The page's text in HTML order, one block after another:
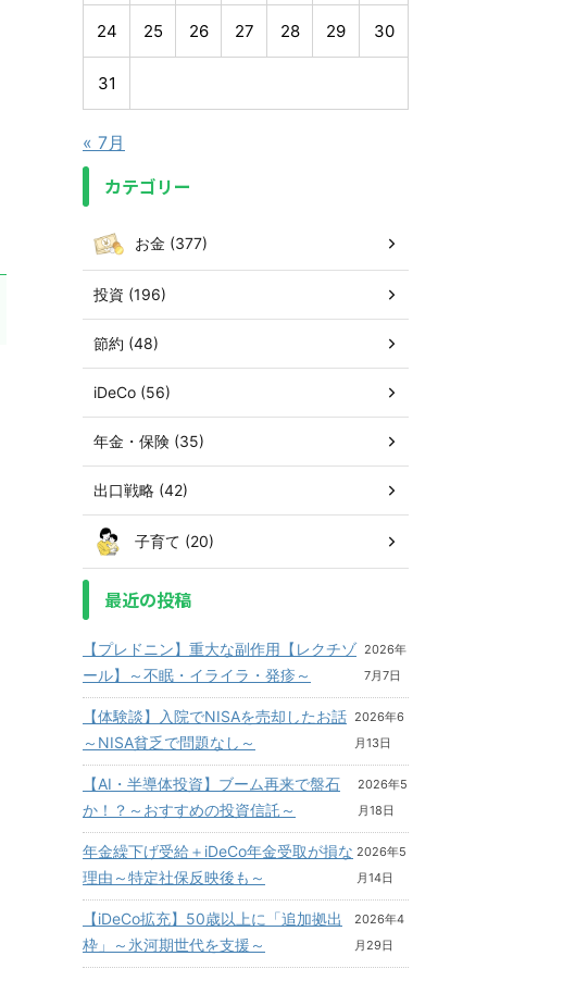
24 25 26 27 28 29 30
31
« 7月
カテゴリー
お金 (377)
投資 (196)
節約 (48)
iDeCo (56)
年金・保険 (35)
出口戦略 (42)
子育て (20)
最近の投稿
【プレドニン】重大な副作用【レクチゾ
ール】～不眠・イライラ・発疹～
2026年
7月7日
【体験談】入院でNISAを売却したお話
～NISA貧乏で問題なし～
2026年6
月13日
【AI・半導体投資】ブーム再来で盤石
か！？～おすすめの投資信託～
2026年5
月18日
年金繰下げ受給＋iDeCo年金受取が損な
理由～特定社保反映後も～
2026年5
月14日
【iDeCo拡充】50歳以上に「追加拠出
枠」～氷河期世代を支援～
2026年4
月29日